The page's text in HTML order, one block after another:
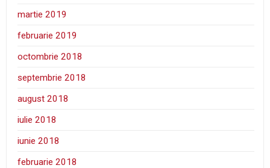
martie 2019
februarie 2019
octombrie 2018
septembrie 2018
august 2018
iulie 2018
iunie 2018
februarie 2018